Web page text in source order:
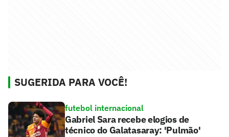
SUGERIDA PARA VOCÊ!
futebol internacional
Gabriel Sara recebe elogios de
técnico do Galatasaray: 'Pulmão'